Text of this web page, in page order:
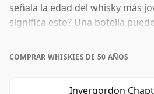
señala la edad del whisky más
significa esto? Una botella
diferentes. Si la etiqueta indica
COMPRAR WHISKIES DE 50 AÑOS
Invergordon